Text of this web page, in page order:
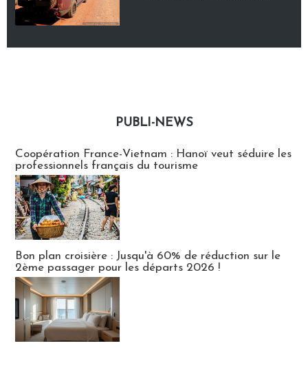
PUBLI-NEWS
Coopération France-Vietnam : Hanoï veut séduire les
professionnels français du tourisme
Bon plan croisière : Jusqu'à 60% de réduction sur le
2ème passager pour les départs 2026 !